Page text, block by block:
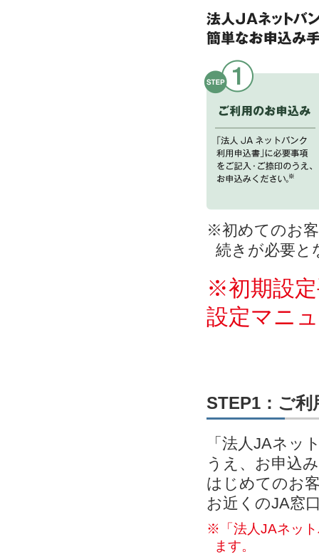
※初めてのお
続きが必要と
※初期設
設定マニ
STEP1：ご利
「法人JAネッ
うえ、お申込
はじめてのお
お近くのJA窓
※「法人JAネット
ます。